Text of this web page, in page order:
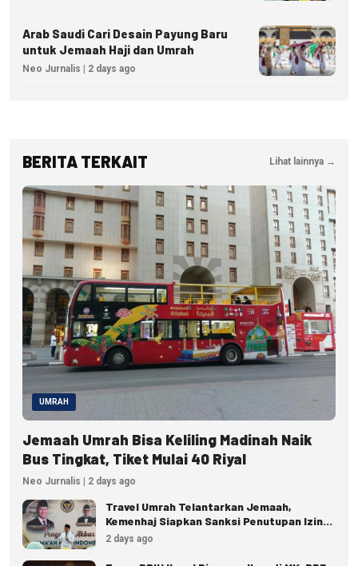
Arab Saudi Cari Desain Payung Baru
untuk Jemaah Haji dan Umrah
Neo Jurnalis | 2 days ago
BERITA TERKAIT Lihat lainnya →
UMRAH
Jemaah Umrah Bisa Keliling Madinah Naik
Bus Tingkat, Tiket Mulai 40 Riyal
Neo Jurnalis | 2 days ago
Travel Umrah Telantarkan Jemaah,
Kemenhaj Siapkan Sanksi Penutupan Izin
hingga Pidana
2 days ago